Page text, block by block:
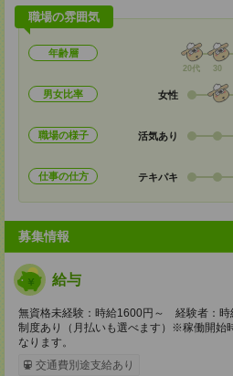
職場の雰囲気
年齢層
20代 30
男女比率 女性
職場の様子 活気あり
仕事の仕方 テキパキ
募集情報
給与
無資格未経験：時給1600円～ 経験者：
制度あり（月払いも選べます）※稼働開始
なります。
交通費別途支給あり